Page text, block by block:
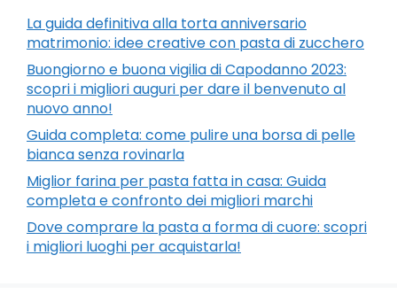
La guida definitiva alla torta anniversario
matrimonio: idee creative con pasta di zucchero
Buongiorno e buona vigilia di Capodanno 2023:
scopri i migliori auguri per dare il benvenuto al
nuovo anno!
Guida completa: come pulire una borsa di pelle
bianca senza rovinarla
Miglior farina per pasta fatta in casa: Guida
completa e confronto dei migliori marchi
Dove comprare la pasta a forma di cuore: scopri
i migliori luoghi per acquistarla!